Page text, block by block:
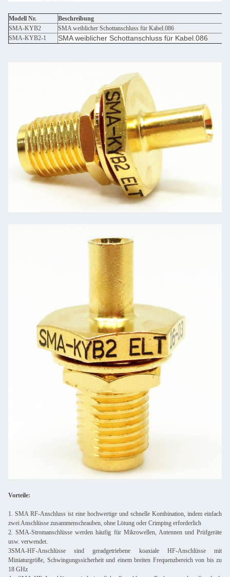
Modell Nr.
Beschreibung
SMA-KYB2
SMA weiblicher Schottanschluss für Kabel.086
SMA-KYB2-1
SMA weiblicher Schottanschluss für Kabel.086
Vorteile:
1. SMA RF-Anschluss ist eine hochwertige und schnelle Kombination, indem einfach
zwei Anschlüsse zusammenschrauben, ohne Lötung oder Crimping erforderlich
2. SMA-Stromanschlüsse werden häufig für Mikrowellen, Antennen und Prüfgeräte
usw. verwendet.
3SMA-HF-Anschlüsse sind geradgetriebene koaxiale HF-Anschlüsse mit
Miniaturgröße, Schwingungssicherheit und einem breiten Frequenzbereich von bis zu
18 GHz